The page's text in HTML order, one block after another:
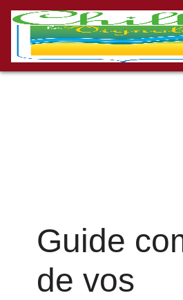
Guide
de vos